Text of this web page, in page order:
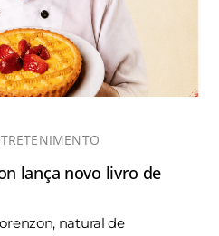
lança novo livro de
natural de